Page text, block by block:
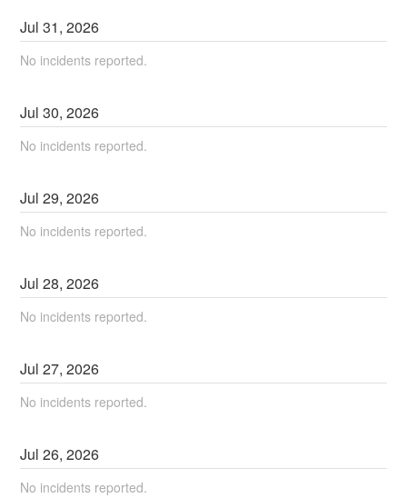
Jul31,2026
No incidents reported.
Jul30,2026
No incidents reported.
Jul29,2026
No incidents reported.
Jul28,2026
No incidents reported.
Jul27,2026
No incidents reported.
Jul26,2026
No incidents reported.